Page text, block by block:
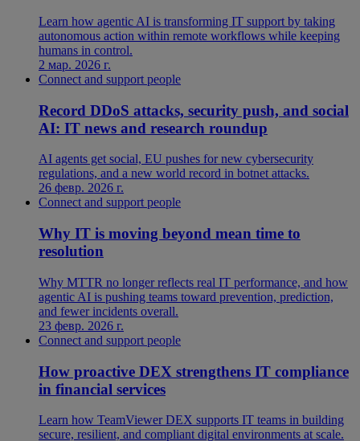
Learn how agentic AI is transforming IT support by taking
autonomous action within remote workflows while keeping
humans in control.
2 мар. 2026 г.
Connect and support people
Record DDoS attacks, security push, and social
AI: IT news and research roundup
AI agents get social, EU pushes for new cybersecurity
regulations, and a new world record in botnet attacks.
26 февр. 2026 г.
Connect and support people
Why IT is moving beyond mean time to
resolution
Why MTTR no longer reflects real IT performance, and how
agentic AI is pushing teams toward prevention, prediction,
and fewer incidents overall.
23 февр. 2026 г.
Connect and support people
How proactive DEX strengthens IT compliance
in financial services
Learn how TeamViewer DEX supports IT teams in building
secure, resilient, and compliant digital environments at scale.